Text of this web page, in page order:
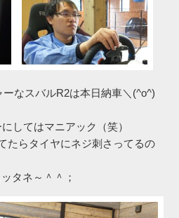
なスバルR2は本日納車＼(^o^)
してはマニアック（笑）
たらタイヤにネジ刺さってるの
タネ～＾＾；